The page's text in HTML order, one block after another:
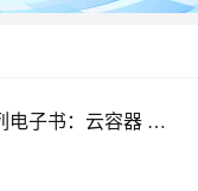
云运维工程师系列电子书：云容器 K8S 异常诊断